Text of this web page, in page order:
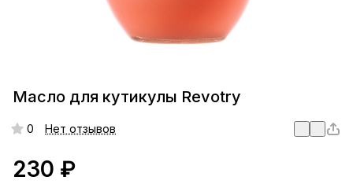
Масло для кутикулы Revotry
0 Нет отзывов
230 ₽